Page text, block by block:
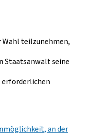
Wahl teilzunehmen,
Staatsanwalt seine
erforderlichen
an der